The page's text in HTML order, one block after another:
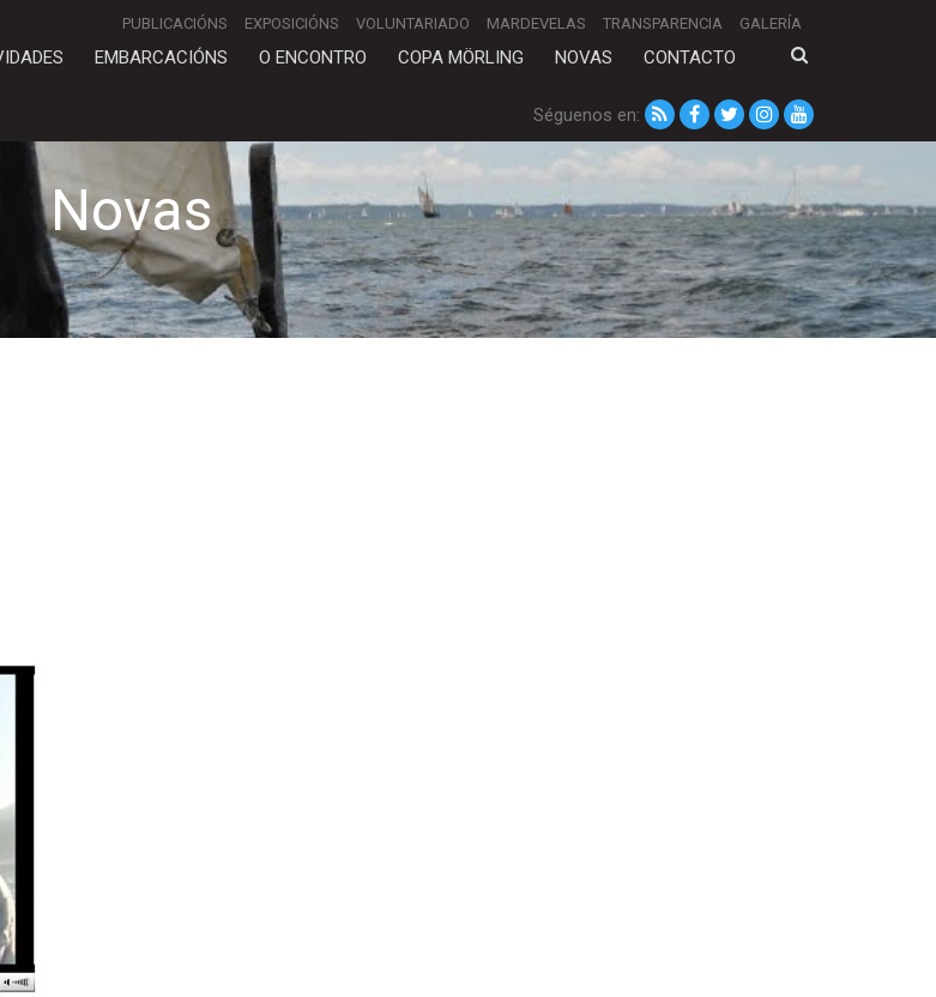
PUBLICACIÓNS EXPOSICIÓNS VOLUNTARIADO MARDEVELAS TRANSPARENCIA GALERÍA
EMBARCACIÓNS O ENCONTRO COPA MÖRLING NOVAS CONTACTO
Séguenos en:
Novas